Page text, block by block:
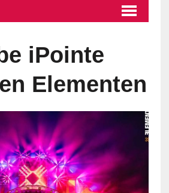
iPointe
Elementen